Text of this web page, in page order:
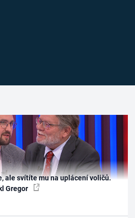
ale svítíte mu na uplácení voličů.
Gregor